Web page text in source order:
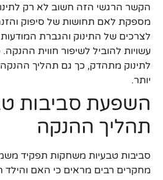
הקשר הרגשי הזה חשוב לא רק
מספקת לאם תחושות של סיפוק
לצרכים של התינוק והגברת
עשויות להוביל לשיפור חווית
לתינוק מתהדק, כך גם תהליך
יותר.
השפעת סביבות
תהליך ההנקה
סביבות טבעיות משחקות תפקיד
מחקרים רבים מראים כי האם והילד